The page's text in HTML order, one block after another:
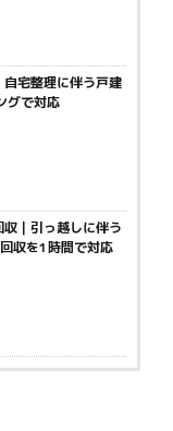
宅整理に伴う戸建
グで対応
｜引っ越しに伴う
収を1時間で対応